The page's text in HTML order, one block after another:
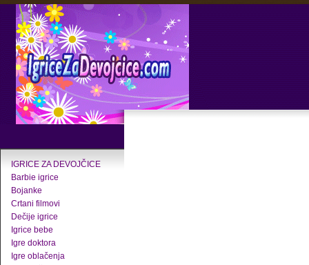
IGRICE ZA DEVOJČICE
Barbie igrice
Bojanke
Crtani filmovi
Dečije igrice
Igrice bebe
Igre doktora
Igre oblačenja